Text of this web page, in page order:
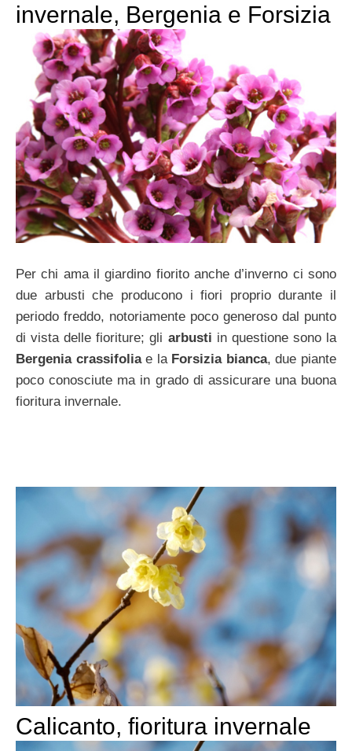
invernale, Bergenia e Forsizia
Per chi ama il giardino fiorito anche d’inverno ci sono
due arbusti che producono i fiori proprio durante il
periodo freddo, notoriamente poco generoso dal punto
di vista delle fioriture; gli arbusti in questione sono la
Bergenia crassifoliae la Forsizia bianca, due piante
poco conosciute ma in grado di assicurare una buona
fioritura invernale.
Calicanto, fioritura invernale